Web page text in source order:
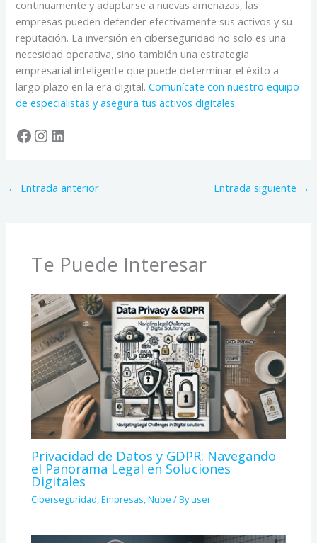
continuamente y adaptarse a nuevas amenazas, las
empresas pueden defender efectivamente sus activos y su
reputación. La inversión en ciberseguridad no solo es una
necesidad operativa, sino también una estrategia
empresarial inteligente que puede determinar el éxito a
largo plazo en la era digital.Comunícate con nuestro equipo
de especialistas y asegura tus activos digitales.
Facebook
Instagram
LinkedIn
← Entrada anterior Entrada siguiente →
Te Puede Interesar
Privacidad de Datos y GDPR: Navegando
el Panorama Legal en Soluciones
Digitales
Ciberseguridad,Empresas,Nube / Byuser